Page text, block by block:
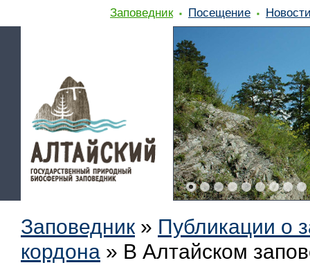
Заповедник Посещение
Заповедник » Публикации о
кордона » В Алтайском